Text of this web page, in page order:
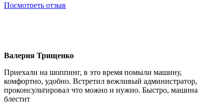
Посмотреть отзыв
Валерия Трищенко
Приехали на шоппинг, в это время помыли машину,
комфортно, удобно. Встретил вежливый администратор,
проконсультировал что можно и нужно. Быстро, машина
блестит